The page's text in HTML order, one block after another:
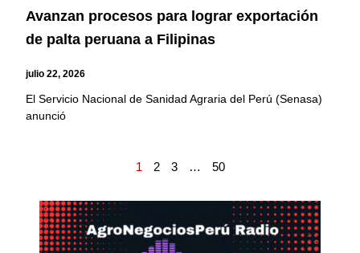
Avanzan procesos para lograr exportación
de palta peruana a Filipinas
julio 22, 2026
El Servicio Nacional de Sanidad Agraria del Perú (Senasa)
anunció
1 2 3 … 50